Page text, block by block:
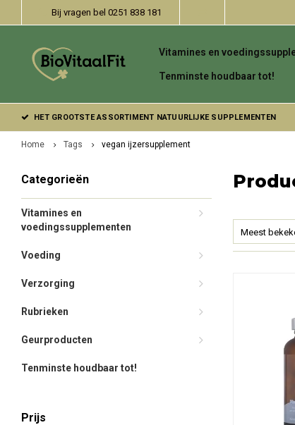
Bij vragen bel 0251 838 181
Vitamines en
Tenminste houdbaar tot!
HET GROOTSTE ASSORTIMENT NATUURLIJKE SUPPLEMENTEN
Home Tags vegan ijzersupplement
Categorieën
Vitamines en
voedingssupplementen
Voeding
Verzorging
Rubrieken
Geurproducten
Tenminste houdbaar tot!
Prijs
Meest